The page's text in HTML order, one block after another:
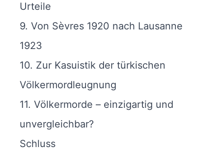
Urteile
9. Von Sèvres 1920 nach Lausanne
1923
10. Zur Kasuistik der türkischen
Völkermordleugnung
11. Völkermorde – einzigartig und
unvergleichbar?
Schluss